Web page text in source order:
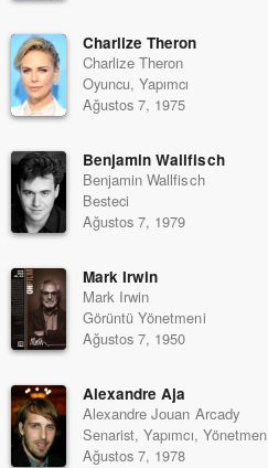
Charlize Theron
Charlize Theron
Oyuncu, Yapımcı
Ağustos 7, 1975
Benjamin Wallfisch
Benjamin Wallfisch
Besteci
Ağustos 7, 1979
Mark Irwin
Mark Irwin
Görüntü Yönetmeni
Ağustos 7, 1950
Alexandre Aja
Alexandre Jouan Arcady
Senarist, Yapımcı, Yönetmen
Ağustos 7, 1978